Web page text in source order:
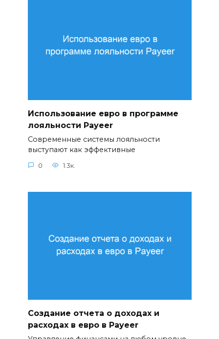
Использование евро в программе
лояльности Payeer
Современные системы лояльности
выступают как эффективные
0 1.3к.
Создание отчета о доходах и
расходах в евро в Payeer